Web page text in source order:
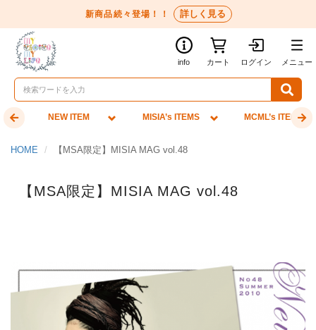
新商品続々登場！！ 詳しく見る
info カート ログイン メニュー
NEW ITEM MISIA’s ITEMS MCML’s ITEMS
HOME 【MSA限定】MISIA MAG vol.48
【MSA限定】MISIA MAG vol.48